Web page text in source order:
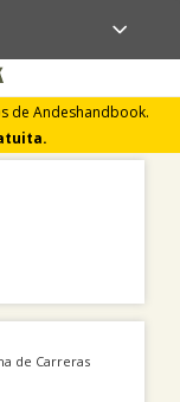
de Andeshandbook.
de Carreras